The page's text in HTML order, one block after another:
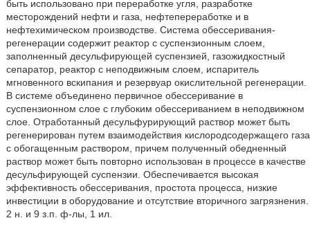
быть использовано при переработке угля, разработке
месторождений нефти и газа, нефтепереработке и в
нефтехимическом производстве. Система обессеривания-
регенерации содержит реактор с суспензионным слоем,
заполненный десульфирующей суспензией, газожидкостный
сепаратор, реактор с неподвижным слоем, испаритель
мгновенного вскипания и резервуар окислительной регенерации.
В системе объединено первичное обессеривание в
суспензионном слое с глубоким обессериванием в неподвижном
слое. Отработанный десульфурирующий раствор может быть
регенерирован путем взаимодействия кислородсодержащего газа
с обогащенным раствором, причем полученный обедненный
раствор может быть повторно использован в процессе в качестве
десульфирующей суспензии. Обеспечивается высокая
эффективность обессеривания, простота процесса, низкие
инвестиции в оборудование и отсутствие вторичного загрязнения.
2 н. и 9 з.п. ф-лы, 1 ил.